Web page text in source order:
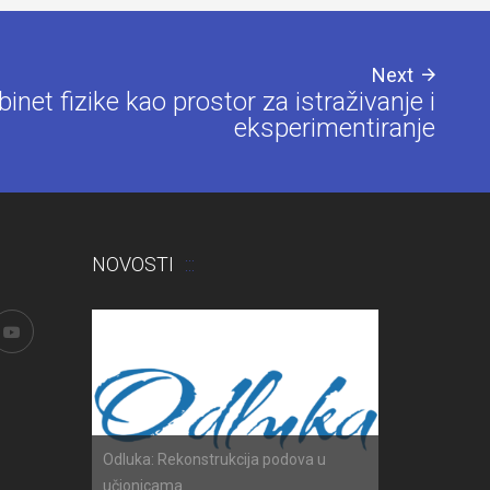
Next
fizike kao prostor za istraživanje i
eksperimentiranje
NOVOSTI
Odluka: Rekonstrukcija podova u
učionicama